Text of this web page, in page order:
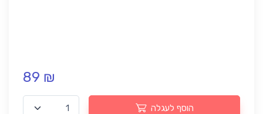
89 ₪
הוסף לעגלה